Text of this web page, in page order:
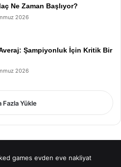
Ne Zaman Başlıyor?
2026
Şampiyonluk İçin Kritik Bir
2026
Fazla Yükle
games evden eve nakliyat